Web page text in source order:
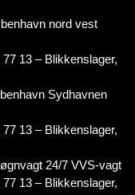
nord vest
13 – Blikkenslager,
Sydhavnen
13 – Blikkenslager,
24/7 VVS-vagt
13 – Blikkenslager,